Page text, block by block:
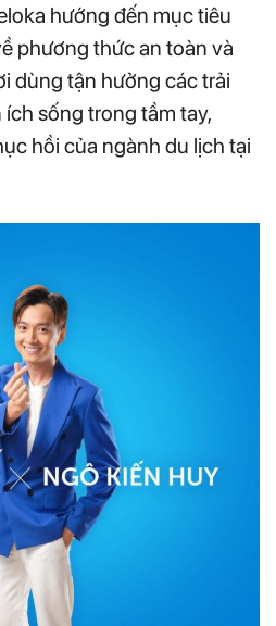
hướng đến mục tiêu
phương thức an toàn và
dùng tận hưởng các trải
sống trong tầm tay,
hồi của ngành du lịch tại